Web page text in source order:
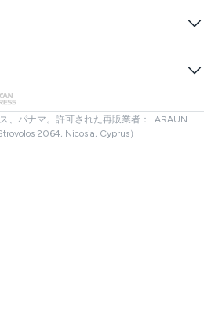
、パナマ。許可された再販業者：LARAUN
2064, Nicosia, Cyprus）